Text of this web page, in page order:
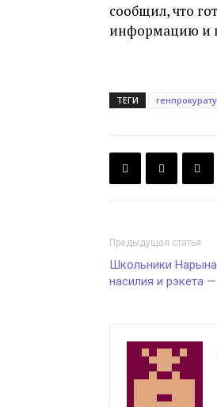
сообщил, что
информацию и
ТЕГИ
Предыдущая статья
Школьники
насилия и рэкета